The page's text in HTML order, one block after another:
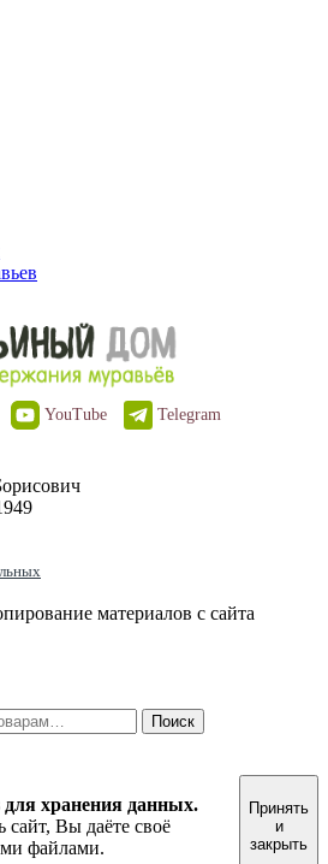
YouTube Telegram
материалов с сайта
Поиск
хранения данных.
сайт, Вы даёте своё
файлами.
Принять
и
закрыть